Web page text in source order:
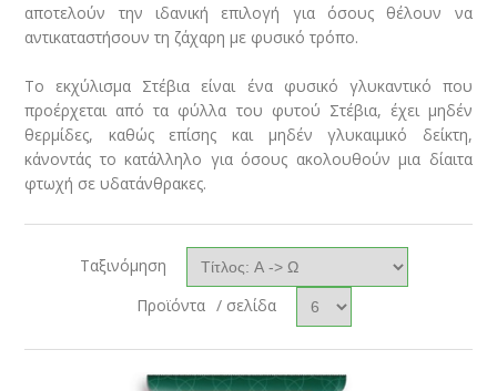
αποτελούν την ιδανική επιλογή για όσους θέλουν να
αντικαταστήσουν τη ζάχαρη με φυσικό τρόπο.
Το εκχύλισμα Στέβια είναι ένα φυσικό γλυκαντικό που
προέρχεται από τα φύλλα του φυτού Στέβια, έχει μηδέν
θερμίδες, καθώς επίσης και μηδέν γλυκαιμικό δείκτη,
κάνοντάς το κατάλληλο για όσους ακολουθούν μια δίαιτα
φτωχή σε υδατάνθρακες.
Ταξινόμηση
Προϊόντα / σελίδα